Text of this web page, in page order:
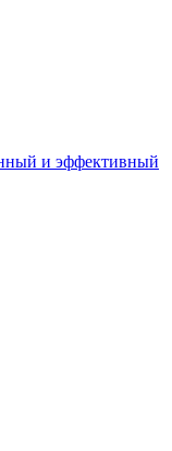
и эффективный